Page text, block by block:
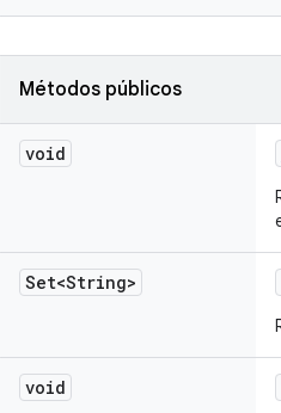
Métodos públicos
void
Set<String>
void